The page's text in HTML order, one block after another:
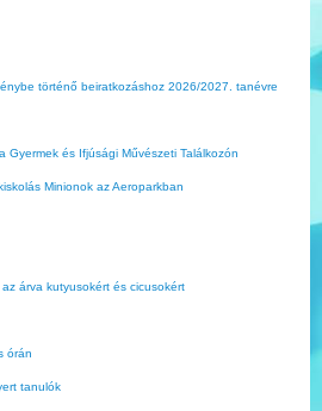
történő beiratkozáshoz 2026/2027. tanévre
Gyermek és Ifjúsági Művészeti Találkozón
Minionok az Aeroparkban
árva kutyusokért és cicusokért
órán
tanulók